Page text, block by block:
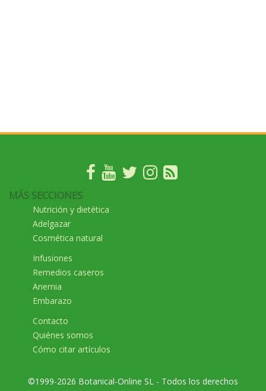
MÁS SECCIONES
Nutrición y dietética
Adelgazar
Cosmética natural
Infusiones
Remedios caseros
Anemia
Embarazo
Contacto
Quiénes somos
Cómo citar artículos
©1999-2026 Botanical-Online SL - Todos los derechos